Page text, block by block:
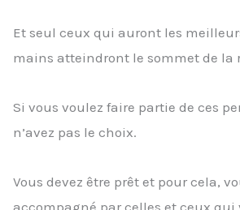
Et seul ceux qui auront les
mains atteindront le sommet de la
Si vous voulez faire partie de ces
n’avez pas le choix.
Vous devez être prêt et pour cela,
accompagné par celles et ceux qui